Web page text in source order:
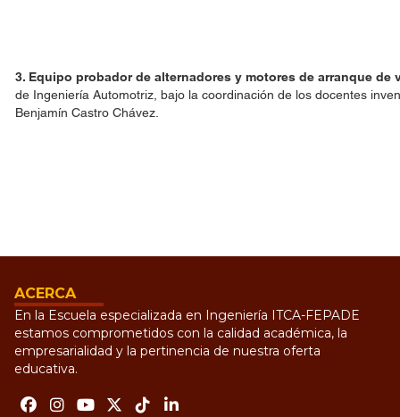
3. Equipo probador de alternadores y motores de arranque
de Ingeniería Automotriz, bajo la coordinación de los docentes
Benjamín Castro Chávez.
ACERCA
En la Escuela especializada en Ingeniería ITCA-FEPADE
estamos comprometidos con la calidad académica, la
empresarialidad y la pertinencia de nuestra oferta
educativa.